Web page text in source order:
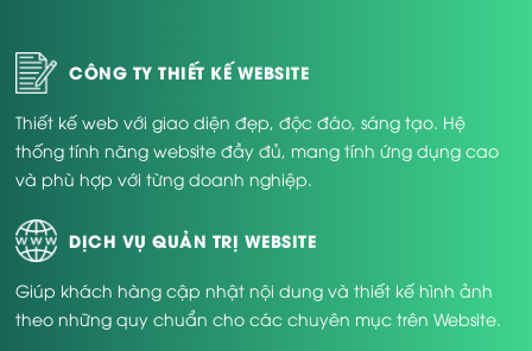
Giúp Cty và Công ty Pr thương hiệu tới mọi đối tượng
người dùng Internet.
Việc thiết kế web nội thất giúp thương hiệu của các bạn
tiếp cận với rất nhiều khách hàng tiềm năng hơn.
tăng thêm sự có chuyên môn, đáng tin tưởng và uy tín
người sử dụng mạng đều nhận thấy 1 đơn vị không có
về năng lực của Doanh nghiệp và nhận ra quy mô khá
chật.
CÔNG TY THIẾT KẾ WEBSITE
Thiết kế web với giao diện đẹp, độc đáo, sáng tạo. Hệ
thống tính năng website đầy đủ, mang tính ứng dụng cao
và phù hợp với từng doanh nghiệp.
DỊCH VỤ QUẢN TRỊ WEBSITE
Giúp khách hàng cập nhật nội dung và thiết kế hình ảnh
theo những quy chuẩn cho các chuyên mục trên Website.